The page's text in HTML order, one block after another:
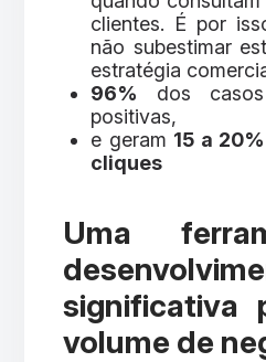
clientes. É por
não subestimar
estratégia
96%
dos
positivas,
e geram 15 a
cliques
Uma
significativa
volume de